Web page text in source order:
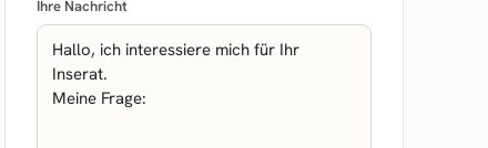
Ihre Nachricht